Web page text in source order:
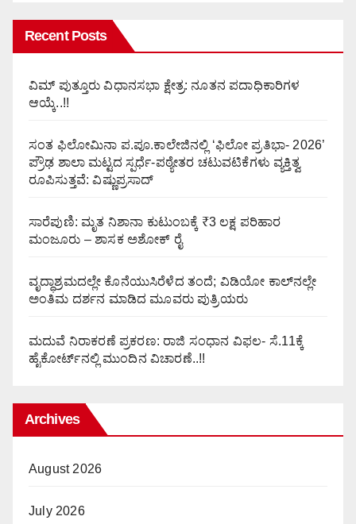
Recent Posts
ವಿಮ್ ಪುತ್ತೂರು ವಿಧಾನಸಭಾ ಕ್ಷೇತ್ರ: ನೂತನ ಪದಾಧಿಕಾರಿಗಳ
ಆಯ್ಕೆ..!!
ಸಂತ ಫಿಲೋಮಿನಾ ಪ.ಪೂ.ಕಾಲೇಜಿನಲ್ಲಿ ‘ಫಿಲೋ ಪ್ರತಿಭಾ- 2026’
ಪ್ರೌಢ ಶಾಲಾ ಮಟ್ಟದ ಸ್ಪರ್ಧೆ-ಪಠ್ಯೇತರ ಚಟುವಟಿಕೆಗಳು ವ್ಯಕ್ತಿತ್ವ
ರೂಪಿಸುತ್ತವೆ: ವಿಷ್ಣುಪ್ರಸಾದ್
ಸಾರೆಪುಣಿ: ಮೃತ ನಿಶಾನಾ ಕುಟುಂಬಕ್ಕೆ ₹3 ಲಕ್ಷ ಪರಿಹಾರ
ಮಂಜೂರು – ಶಾಸಕ ಅಶೋಕ್ ರೈ
ವೃದ್ಧಾಶ್ರಮದಲ್ಲೇ ಕೊನೆಯುಸಿರೆಳೆದ ತಂದೆ; ವಿಡಿಯೋ ಕಾಲ್‌ನಲ್ಲೇ
ಅಂತಿಮ ದರ್ಶನ ಮಾಡಿದ ಮೂವರು ಪುತ್ರಿಯರು
ಮದುವೆ ನಿರಾಕರಣೆ ಪ್ರಕರಣ: ರಾಜಿ ಸಂಧಾನ ವಿಫಲ- ಸೆ.11ಕ್ಕೆ
ಹೈಕೋರ್ಟ್‌ನಲ್ಲಿ ಮುಂದಿನ ವಿಚಾರಣೆ..!!
Archives
August 2026
July 2026